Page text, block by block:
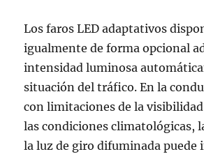
Los faros LED adaptativos
igualmente de forma opcional
intensidad luminosa
situación del tráfico. En la
con limitaciones de la visibilidad
las condiciones climatológicas,
la luz de giro difuminada puede